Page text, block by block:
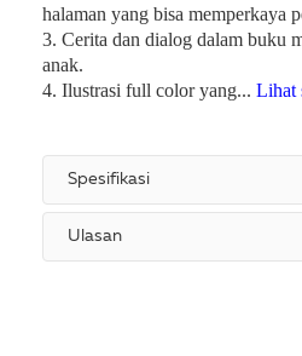
halaman yang bisa memperkaya
3. Cerita dan dialog dalam buku
anak.
4. Ilustrasi full color yang... Lihat
Spesifikasi
Ulasan